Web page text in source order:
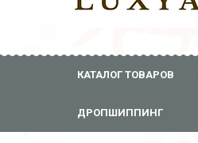
КАТАЛОГ ТОВАРОВ
ДРОПШИППИНГ